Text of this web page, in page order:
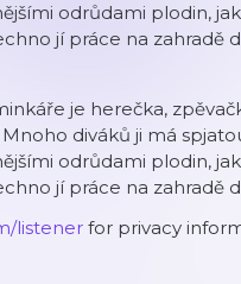
odrůdami plodin,
jí práce na zahradě
je herečka,
diváků ji má
odrůdami plodin,
jí práce na zahradě
listener for privacy